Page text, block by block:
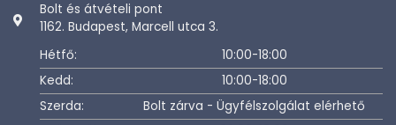
Bolt és átvételi pont
1162. Budapest, Marcell utca 3.
Hétfő:
10:00-18:00
Kedd:
10:00-18:00
Szerda:
Bolt zárva - Ügyfélszolgálat elérhető